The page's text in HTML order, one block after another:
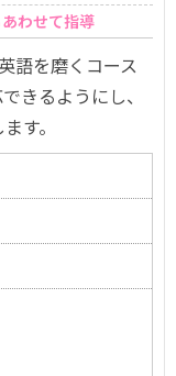
わせて指導
語を磨くコース
きるようにし、
す。